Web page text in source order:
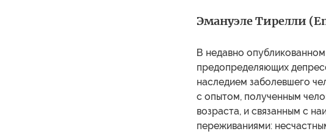
Эмануэле Тирелли
В недавно
предопределяющих
наследием заболевшего
с опытом, полученным
возраста, и связанным с
переживаниями: